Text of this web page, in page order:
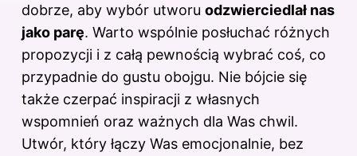
dobrze, aby wybór utworu odzwierciedlał nas
jako parę. Warto wspólnie posłuchać różnych
propozycji i z całą pewnością wybrać coś, co
przypadnie do gustu obojgu. Nie bójcie się
także czerpać inspiracji z własnych
wspomnień oraz ważnych dla Was chwil.
Utwór, który łączy Was emocjonalnie, bez